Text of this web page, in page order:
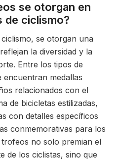
se otorgan en
de ciclismo?
se otorgan una
la diversidad y la
Entre los tipos de
medallas
relacionados con el
de bicicletas estilizadas,
con detalles específicos
conmemorativas para los
no solo premian el
de los ciclistas, sino que